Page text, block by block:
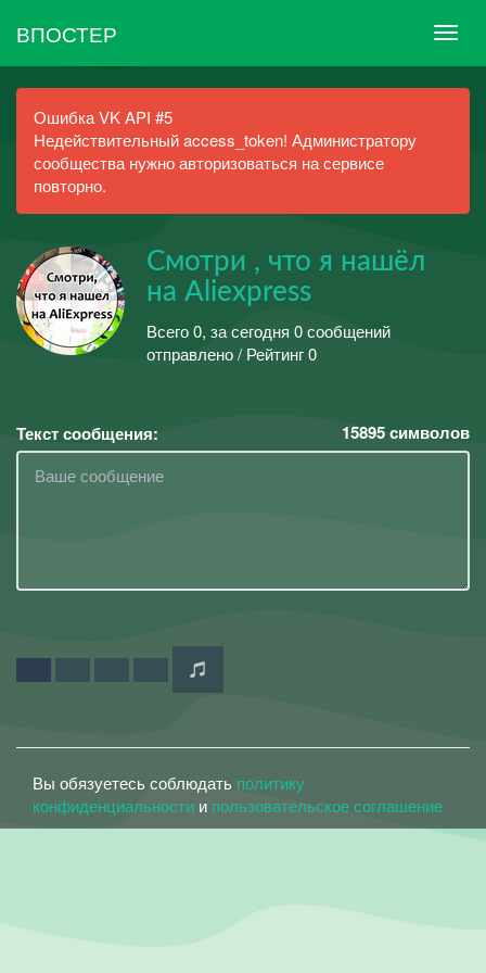
ВПОСТЕР
Ошибка VK API #5
Недействительный access_token! Администратору
сообщества нужно авторизоваться на сервисе
повторно.
Смотри , что я нашёл
на Aliexpress
Всего 0, за сегодня 0 сообщений
отправлено / Рейтинг 0
Текст сообщения: 15895символов
Вы обязуетесь соблюдать политику
конфиденциальности и пользовательское соглашение